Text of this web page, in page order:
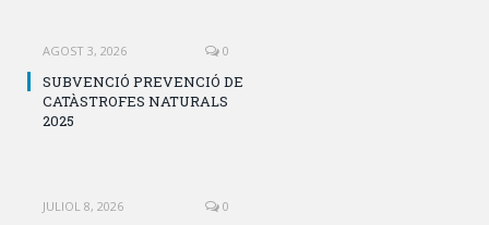
AGOST 3, 2026 0
SUBVENCIÓ PREVENCIÓ DE
CATÀSTROFES NATURALS
2025
JULIOL 8, 2026 0